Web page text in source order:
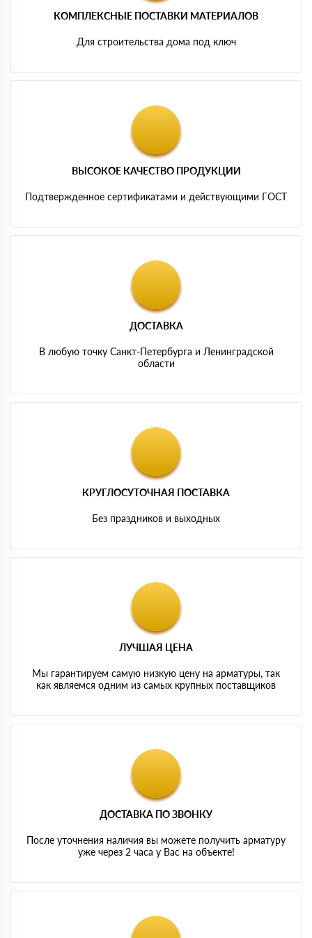
КОМПЛЕКСНЫЕ ПОСТАВКИ МАТЕРИАЛОВ
Для строительства дома под ключ
ВЫСОКОЕ КАЧЕСТВО ПРОДУКЦИИ
Подтвержденное сертификатами и действующими ГОСТ
ДОСТАВКА
В любую точку Санкт-Петербурга и Ленинградской
области
КРУГЛОСУТОЧНАЯ ПОСТАВКА
Без праздников и выходных
ЛУЧШАЯ ЦЕНА
Мы гарантируем самую низкую цену на арматуры, так
как являемся одним из самых крупных поставщиков
ДОСТАВКА ПО ЗВОНКУ
После уточнения наличия вы можете получить арматуру
уже через 2 часа у Вас на объекте!